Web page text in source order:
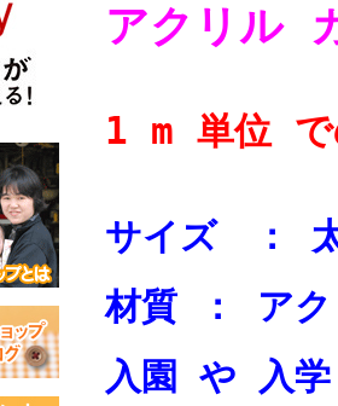
アクリル
1 m 単位
サイズ ：
材質 ： ア
入園 や 入